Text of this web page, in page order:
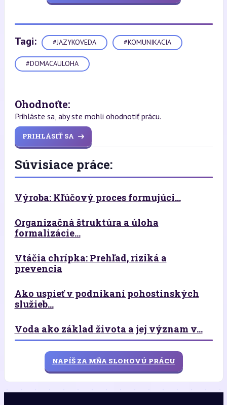
Tagi: #JAZYKOVEDA #KOMUNIKACIA
#DOMACAULOHA
Ohodnoťte:
Prihláste sa, aby ste mohli ohodnotiť prácu.
PRIHLÁSIŤ SA
Súvisiace práce:
Výroba: Kľúčový proces formujúci...
Organizačná štruktúra a úloha
formalizácie...
Vtáčia chrípka: Prehľad, riziká a
prevencia
Ako uspieť v podnikaní pohostinských
služieb...
Voda ako základ života a jej význam v...
NAPÍŠ ZA MŇA SLOHOVÚ PRÁCU